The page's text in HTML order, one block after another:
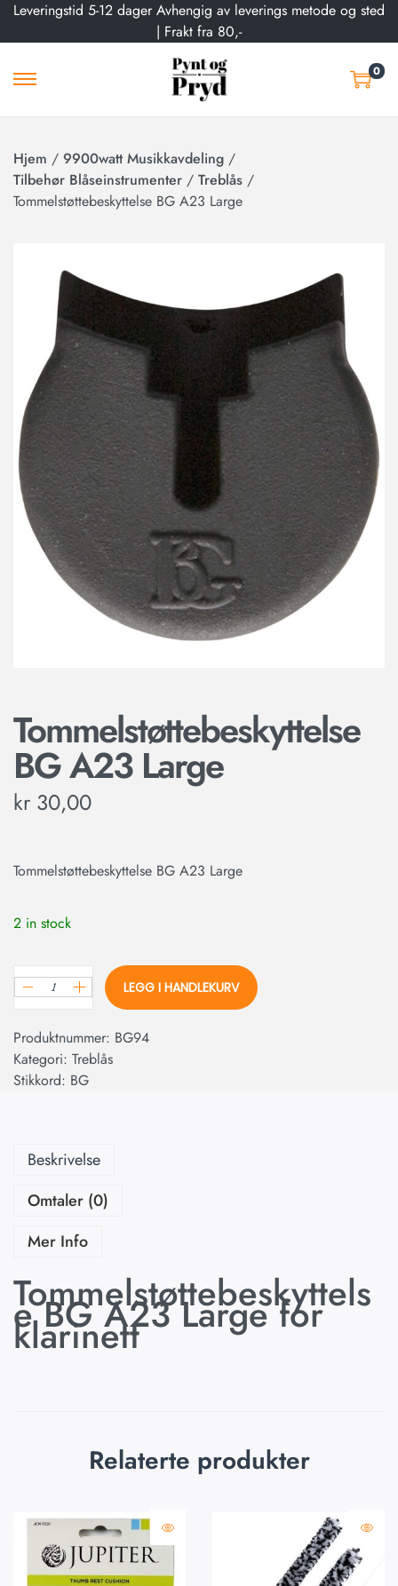
Leveringstid 5-12 dager Avhengig av leverings metode og sted
| Frakt fra 80,-
0
Hjem / 9900watt Musikkavdeling /
Tilbehør Blåseinstrumenter / Treblås /
Tommelstøttebeskyttelse BG A23 Large
Tommelstøttebeskyttelse
BG A23 Large
kr 30,00
Tommelstøttebeskyttelse BG A23 Large
2 in stock
LEGG I HANDLEKURV
Produktnummer: BG94
Kategori: Treblås
Stikkord: BG
Beskrivelse
Omtaler (0)
Mer Info
Tommelstøttebeskyttels
e BG A23 Large for
klarinett
Relaterte produkter